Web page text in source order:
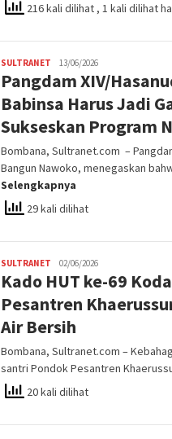
216 kali dilihat , 1 kali dilihat
SULTRANET Satrio
Bimantoro
13/06/2026
Pangdam XIV/
Babinsa Harus Jadi
Sukseskan Program
Bombana, Sultranet.com –
Bangun Nawoko, menegaskan
Selengkapnya
29 kali dilihat
SULTRANET Satrio
Bimantoro
02/06/2026
Kado HUT ke-69
Pesantren
Air Bersih
Bombana, Sultranet.com –
santri Pondok Pesantren
20 kali dilihat